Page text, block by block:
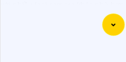
nhờ tính bảo mật cao và hình ảnh